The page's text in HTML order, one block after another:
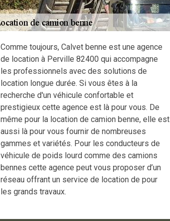
Comme toujours, Calvet benne est une agence
de location à Perville 82400 qui accompagne
les professionnels avec des solutions de
location longue durée. Si vous êtes à la
recherche d'un véhicule confortable et
prestigieux cette agence est là pour vous. De
même pour la location de camion benne, elle est
aussi là pour vous fournir de nombreuses
gammes et variétés. Pour les conducteurs de
véhicule de poids lourd comme des camions
bennes cette agence peut vous proposer d’un
réseau offrant un service de location de pour
les grands travaux.